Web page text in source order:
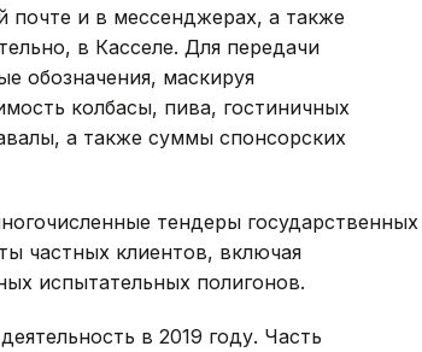
и в мессенджерах, а также
в Касселе. Для передачи
обозначения, маскируя
колбасы, пива, гостиничных
а также суммы спонсорских
тендеры государственных
частных клиентов, включая
испытательных полигонов.
в 2019 году. Часть